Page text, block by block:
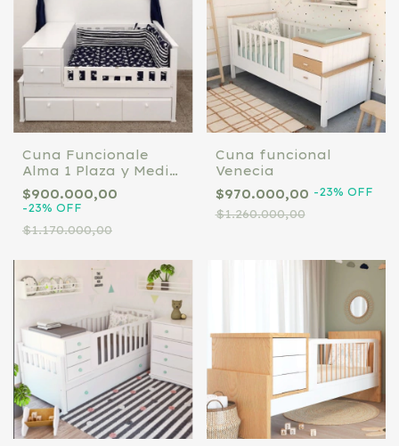
Cuna Funcionale
Alma 1 Plaza y Media
(90 cm) com modulo
de 3 cajones
$900.000,00
-23% OFF
$1.170.000,00
Cuna funcional
Venecia
$970.000,00 -23% OFF
$1.260.000,00